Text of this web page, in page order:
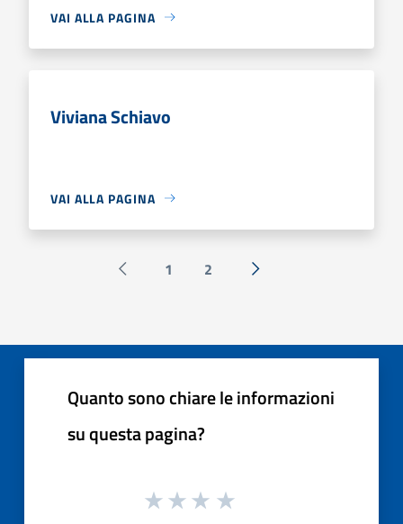
VAI ALLA PAGINA
Viviana Schiavo
VAI ALLA PAGINA
Pagina precedente
1 2 Successiva »
Quanto sono chiare le informazioni
su questa pagina?